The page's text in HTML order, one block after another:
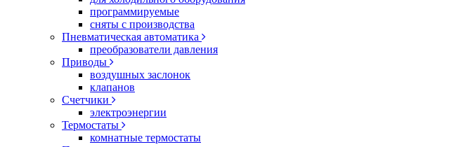
программируемые
сняты с производства
Пневматическая автоматика
преобразователи давления
Приводы
воздушных заслонок
клапанов
Счетчики
электроэнергии
Термостаты
комнатные термостаты